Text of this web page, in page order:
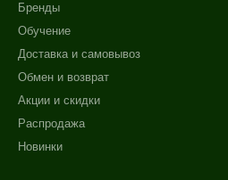
Бренды
Обучение
Доставка и самовывоз
Обмен и возврат
Акции и скидки
Распродажа
Новинки